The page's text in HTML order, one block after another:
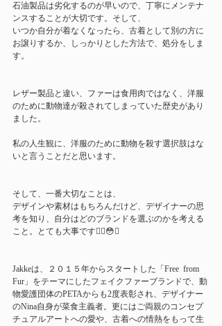
石油製品は劣化するのが早いので、丁寧にメンテナ
ンスすることが大切です。そして、
いつか自分が着なくなったら、古着として別の方に
お譲りするか、しっかりとした方法で、処分をしま
す。
レザー製品と違い、ファーは食用肉ではなく、洋服
のために動物達が殺されてしまっていた歴史があり
ました。
私の人生観に、洋服のために動物を殺す選択肢はな
いと言うことだと思います。
そして、一番大切なことは、
デザインや素材はもちろんだけど、デザイナーの思
考を知り、自分はどのブランドを選ぶのかを考える
こと。とても大事です☝🏻😳✨
Jakkeは、２０１５年からスタートした「Free  from
Fur」をテーマにしたフェイクファーブランドで、動
物愛護団体のPETAからも2度表彰され、デザイナー
のNina自身が菜食主義者。更にはご両親のコンセプ
チュアルアートへの愛や、古着への情熱をもって生